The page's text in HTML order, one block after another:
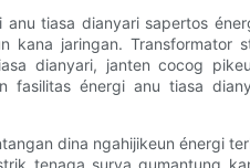
anu tiasa dianyari sapertos
kana jaringan.
dianyari, janten cocog
fasilitas énergi anu tiasa
dina ngahijikeun énergi
tenaga surya gumantung